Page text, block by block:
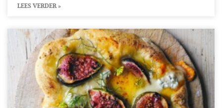
LEES VERDER »